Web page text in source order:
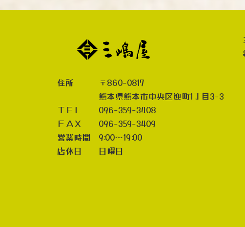
住所 〒860-0817
熊本県熊本市中央区迎町1丁目3-3
ＴＥＬ 096-359-3408
ＦＡＸ 096-359-3409
営業時間 9:00～19:00
店休日 日曜日